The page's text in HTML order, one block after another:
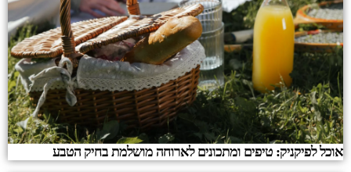
אוכל לפיקניק: טיפים ומתכונים לארוחה מושלמת בחיק הטבע